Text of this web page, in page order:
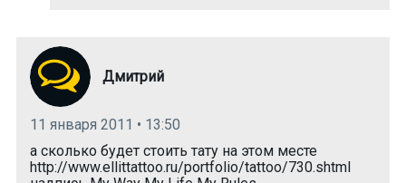
Дмитрий
11 января 2011 • 13:50
а сколько будет стоить тату на этом месте
http://www.ellittattoo.ru/portfolio/tattoo/730.shtml